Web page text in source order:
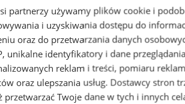
partnerzy używamy plików cookie i
i uzyskiwania dostępu do
oraz do przetwarzania danych
unikalne identyfikatory i dane
reklam i treści, pomiaru
oraz ulepszania usług. Dostawcy stron
przetwarzać Twoje dane w tych i innych